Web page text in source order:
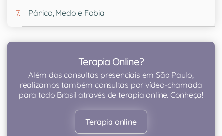
Pânico, Medo e Fobia
Terapia Online?
Além das consultas presenciais em São Paulo,
realizamos também consultas por vídeo-chamada
para todo Brasil através de terapia online. Conheça!
Terapia online